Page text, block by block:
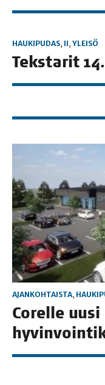
HAUKIPUDAS, II, YLEISÖ
Teks­ta­rit
AJANKOHTAISTA,
Corel­le